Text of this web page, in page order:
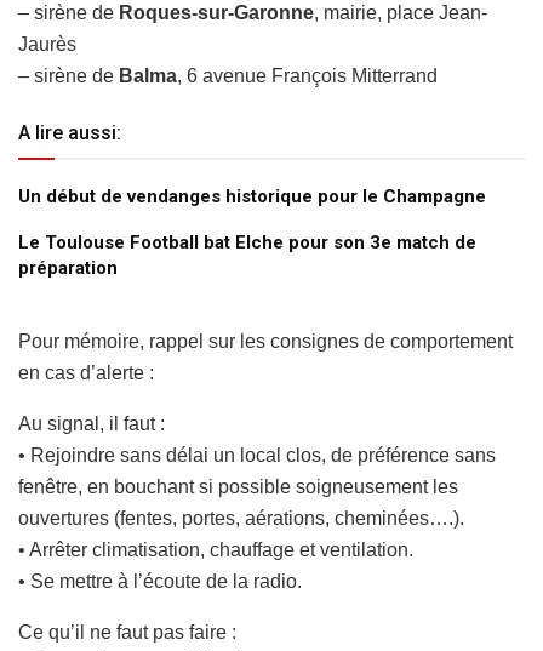
– sirène de Roques-sur-Garonne, mairie, place Jean-
Jaurès
– sirène de Balma, 6 avenue François Mitterrand
A lire aussi:
Un début de vendanges historique pour le Champagne
Le Toulouse Football bat Elche pour son 3e match de
préparation
Pour mémoire, rappel sur les consignes de comportement
en cas d’alerte :
Au signal, il faut :
• Rejoindre sans délai un local clos, de préférence sans
fenêtre, en bouchant si possible soigneusement les
ouvertures (fentes, portes, aérations, cheminées….).
• Arrêter climatisation, chauffage et ventilation.
• Se mettre à l’écoute de la radio.
Ce qu’il ne faut pas faire :